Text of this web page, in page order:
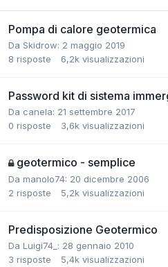
Pompa di calore geotermica
Da Skidrow: 2 maggio 2019
8 risposte 6,2k visualizzazioni
Password kit di sistema
Da canela: 21 settembre 2017
0 risposte 3,6k visualizzazioni
geotermico - semplice
Da manolo74: 20 dicembre 2006
2 risposte 5,2k visualizzazioni
Predisposizione Geotermico
Da Luigi74_: 28 gennaio 2010
3 risposte 5,4k visualizzazioni